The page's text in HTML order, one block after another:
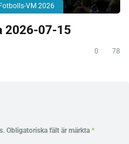
Fotbolls-VM 2026
2026-07-15
0 78
Obligatoriska fält är märkta *